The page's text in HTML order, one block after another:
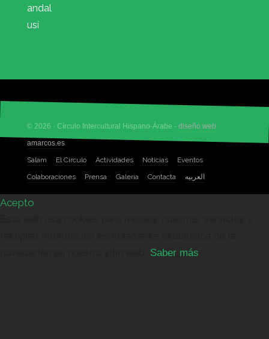
andal
usí
© 2026 · Círculo Intercultural Hispano-Árabe - diseño web
amarcos.es
Salam
El Círculo Actividades Noticias
Eventos
Colaboraciones
Prensa Galería Contacta العربيه
Acepto
Saber más